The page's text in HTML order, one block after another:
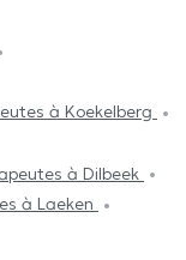
à Koekelberg
à Dilbeek
à Laeken